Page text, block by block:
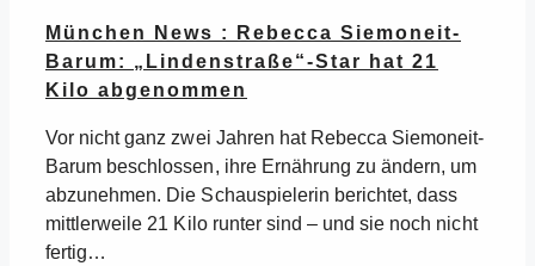
München News : Rebecca Siemoneit-
Barum: „Lindenstraße“-Star hat 21
Kilo abgenommen
Vor nicht ganz zwei Jahren hat Rebecca Siemoneit-
Barum beschlossen, ihre Ernährung zu ändern, um
abzunehmen. Die Schauspielerin berichtet, dass
mittlerweile 21 Kilo runter sind – und sie noch nicht
fertig…